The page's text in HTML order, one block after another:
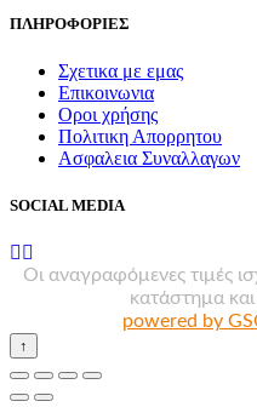
ΠΛΗΡΟΦΟΡΙΕΣ
Σχετικα με εμας
Επικοινωνια
Οροι χρήσης
Πολιτικη Απορρητου
Ασφαλεια Συναλλαγων
SOCIAL MEDIA
Οι αναγραφόμενες τιμές
κατάστημα
powered by
↑